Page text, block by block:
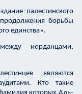
палестинского
борьбы
единства».
иорданцами,
являются
Кто такие